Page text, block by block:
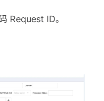
Request ID。